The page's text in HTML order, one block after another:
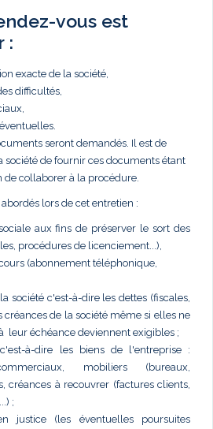
vous est
:
exacte de la société,
difficultés,
seront demandés. Il est de
société de fournir ces documents étant
collaborer à la procédure.
lors de cet entretien :
aux fins de préserver le sort des
procédures de licenciement...),
(abonnement téléphonique,
société c'est-à-dire les dettes (fiscales,
créances de la société même si elles ne
leur échéance deviennent exigibles ;
à-dire les biens de l'entreprise :
mobiliers (bureaux,
créances à recouvrer (factures clients,
;
justice (les éventuelles poursuites